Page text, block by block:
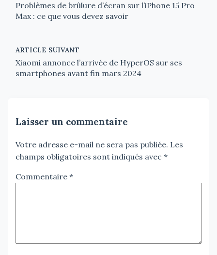
Problèmes de brûlure d’écran sur l’iPhone 15 Pro
Max : ce que vous devez savoir
ARTICLE SUIVANT
Xiaomi annonce l’arrivée de HyperOS sur ses
smartphones avant fin mars 2024
Laisser un commentaire
Votre adresse e-mail ne sera pas publiée. Les
champs obligatoires sont indiqués avec *
Commentaire *